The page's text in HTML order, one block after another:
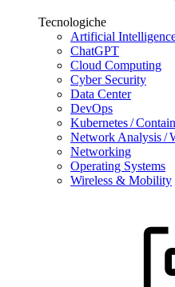
Tecnologiche
Artificial
ChatGPT
Cloud Computing
Cyber Security
Data Center
DevOps
Kubernetes /
Network Analysis /
Networking
Operating Systems
Wireless & Mobility